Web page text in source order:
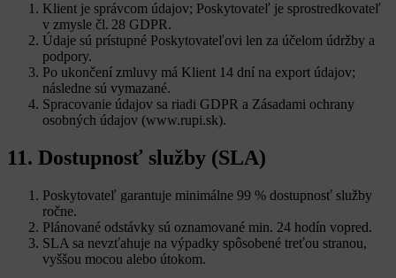
Klient je správcom údajov; Poskytovateľ je sprostredkovateľ
v zmysle čl. 28 GDPR.
Údaje sú prístupné Poskytovateľovi len za účelom údržby a
podpory.
Po ukončení zmluvy má Klient 14 dní na export údajov;
následne sú vymazané.
Spracovanie údajov sa riadi GDPR a Zásadami ochrany
osobných údajov (www.rupi.sk).
11. Dostupnosť služby (SLA)
Poskytovateľ garantuje minimálne 99 % dostupnosť služby
ročne.
Plánované odstávky sú oznamované min. 24 hodín vopred.
SLA sa nevzťahuje na výpadky spôsobené treťou stranou,
vyššou mocou alebo útokom.